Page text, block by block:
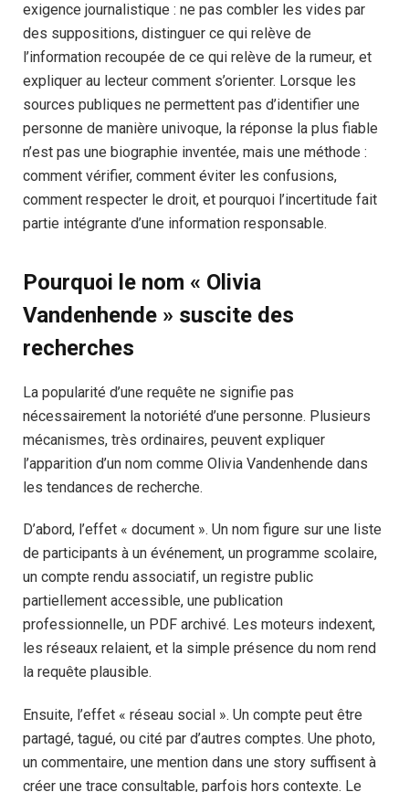
exigence journalistique : ne pas combler les vides par
des suppositions, distinguer ce qui relève de
l’information recoupée de ce qui relève de la rumeur, et
expliquer au lecteur comment s’orienter. Lorsque les
sources publiques ne permettent pas d’identifier une
personne de manière univoque, la réponse la plus fiable
n’est pas une biographie inventée, mais une méthode :
comment vérifier, comment éviter les confusions,
comment respecter le droit, et pourquoi l’incertitude fait
partie intégrante d’une information responsable.
Pourquoi le nom « Olivia
Vandenhende » suscite des
recherches
La popularité d’une requête ne signifie pas
nécessairement la notoriété d’une personne. Plusieurs
mécanismes, très ordinaires, peuvent expliquer
l’apparition d’un nom comme Olivia Vandenhende dans
les tendances de recherche.
D’abord, l’effet « document ». Un nom figure sur une liste
de participants à un événement, un programme scolaire,
un compte rendu associatif, un registre public
partiellement accessible, une publication
professionnelle, un PDF archivé. Les moteurs indexent,
les réseaux relaient, et la simple présence du nom rend
la requête plausible.
Ensuite, l’effet « réseau social ». Un compte peut être
partagé, tagué, ou cité par d’autres comptes. Une photo,
un commentaire, une mention dans une story suffisent à
créer une trace consultable, parfois hors contexte. Le